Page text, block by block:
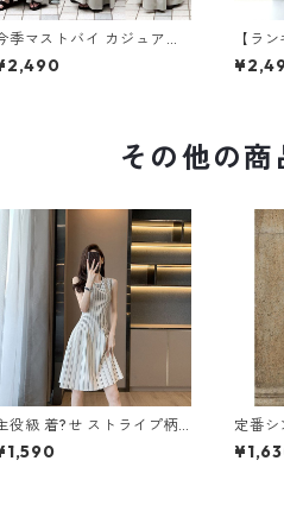
季マストバイ カジュアル
ったりキャミワンピース
465
【ラ
れ必至
開 オ
その他の商
役級 着?せ ストライプ柄
ンピース m-258
定番シ
ップ エレガント ボーダー柄
半袖T